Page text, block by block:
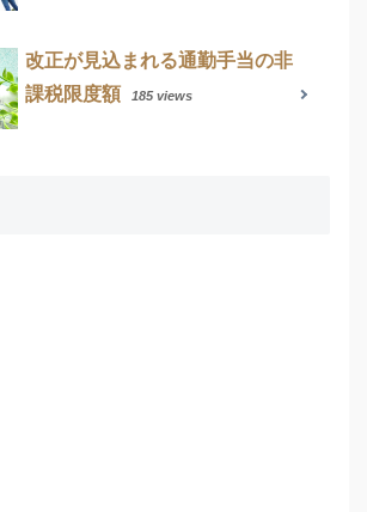
改正が見込まれる通勤手当の非
課税限度額
185 views